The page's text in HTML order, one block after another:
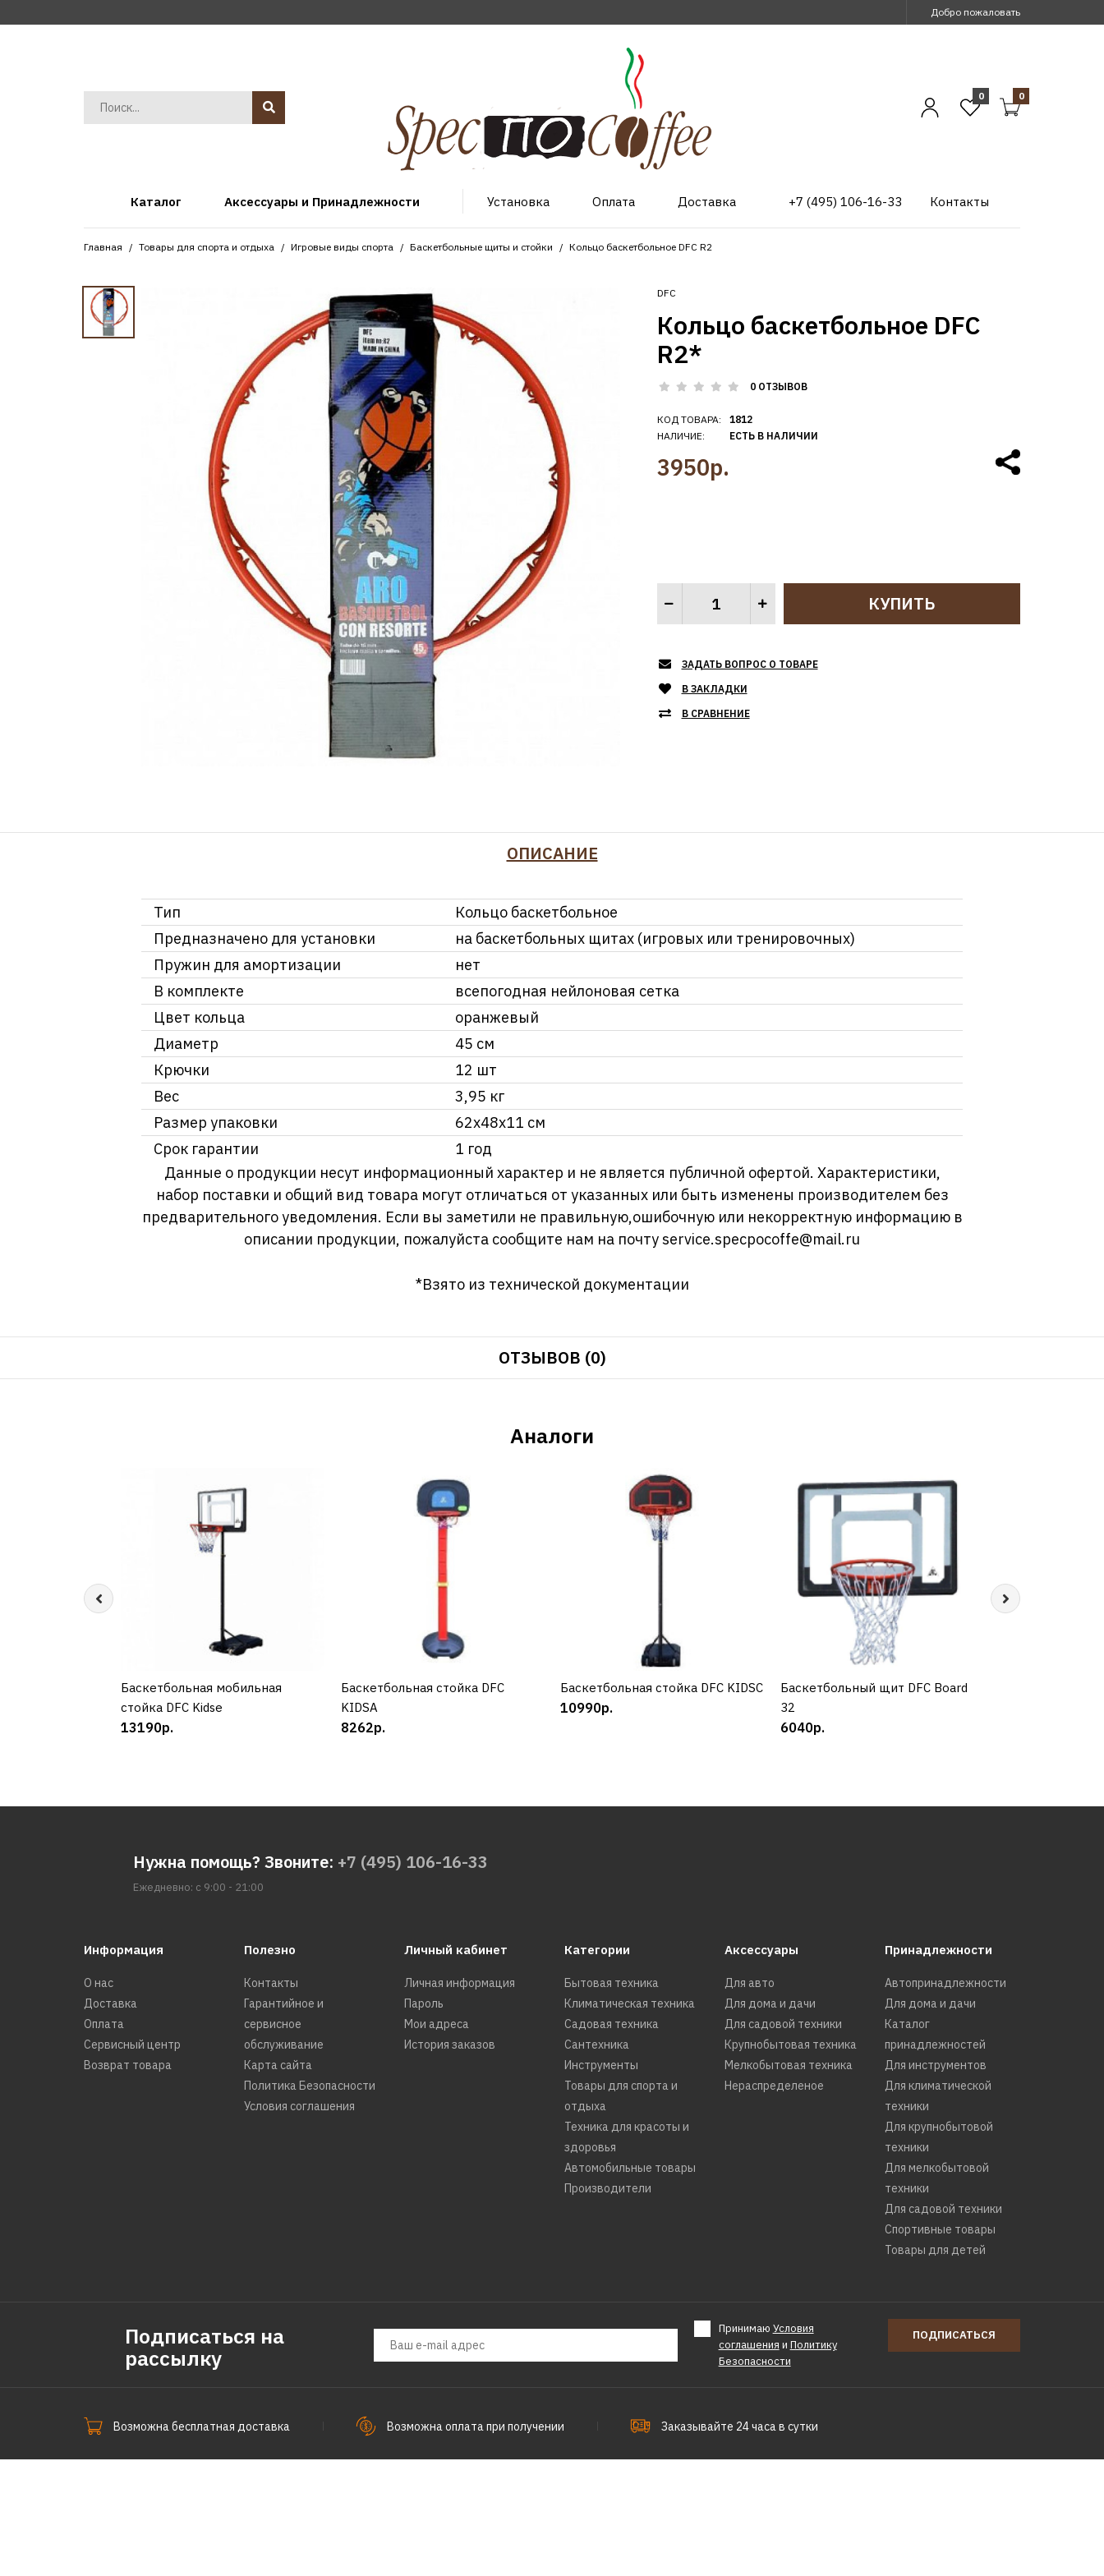
Добро пожаловать
0 0
Каталог Аксессуары и Принадлежности Установка Оплата Доставка +7 (495) 106-16-33 Контакты
Главная Товары для спорта и отдыха Игровые виды спорта Баскетбольные щиты и стойки Кольцо баскетбольное DFC R2
DFC
Кольцо баскетбольное DFC
R2*
0 ОТЗЫВОВ
КОД ТОВАРА:
НАЛИЧИЕ:
1812
ЕСТЬ В НАЛИЧИИ
3950р.
ЗАДАТЬ ВОПРОС О ТОВАРЕ
В ЗАКЛАДКИ
В СРАВНЕНИЕ
ОПИСАНИЕ
Тип
Кольцо баскетбольное
Предназначено для установки
на баскетбольных щитах (игровых или тренировочных)
Пружин для амортизации
нет
В комплекте
всепогодная нейлоновая сетка
Цвет кольца
оранжевый
Диаметр
45 см
Крючки
12 шт
Вес
3,95 кг
Размер упаковки
62х48х11 см
Срок гарантии
1 год
Данные о продукции несут информационный характер и не является публичной офертой. Характеристики,
набор поставки и общий вид товара могут отличаться от указанных или быть изменены производителем без
предварительного уведомления. Если вы заметили не правильную,ошибочную или некорректную информацию в
описании продукции, пожалуйста сообщите нам на почтуservice.specpocoffe@mail.ru
*Взято из технической документации
ОТЗЫВОВ (0)
Аналоги
КУПИТЬ
Баскетбольная мобильная
стойка DFC Kidse
13190р.
КУПИТЬ
Баскетбольная стойка DFC
KIDSA
8262р.
КУПИТЬ
Баскетбольная стойка DFC KIDSC
10990р.
КУПИТЬ
Баскетбольный щит DFC Board
32
6040р.
Нужна помощь? Звоните: +7 (495) 106-16-33
Ежедневно: с 9:00 - 21:00
Информация
О нас
Доставка
Оплата
Сервисный центр
Возврат товара
Полезно
Контакты
Гарантийное и
сервисное
обслуживание
Карта сайта
Политика Безопасности
Условия соглашения
Личный кабинет
Личная информация
Пароль
Мои адреса
История заказов
Категории
Бытовая техника
Климатическая техника
Садовая техника
Сантехника
Инструменты
Товары для спорта и
отдыха
Техника для красоты и
здоровья
Автомобильные товары
Производители
Аксессуары
Для авто
Для дома и дачи
Для садовой техники
Крупнобытовая техника
Мелкобытовая техника
Нераспределеное
Принадлежности
Автопринадлежности
Для дома и дачи
Каталог
принадлежностей
Для инструментов
Для климатической
техники
Для крупнобытовой
техники
Для мелкобытовой
техники
Для садовой техники
Спортивные товары
Товары для детей
Подписаться на
рассылку
Принимаю Условия
соглашения и Политику
Безопасности
ПОДПИСАТЬСЯ
Возможна бесплатная доставка Возможна оплата при получении Заказывайте 24 часа в сутки